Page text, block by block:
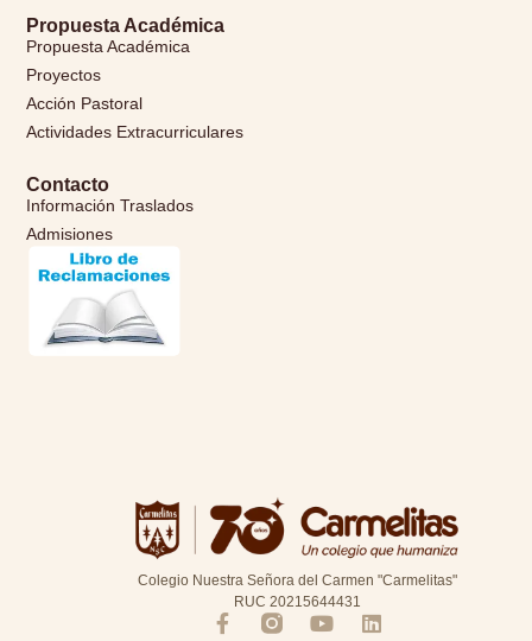
Colegio Nuestra Señora del Carmen "Carmelitas"
RUC 20215644431
Propuesta Académica
Propuesta Académica
Proyectos
Acción Pastoral
Actividades Extracurriculares
Contacto
Información Traslados
Admisiones